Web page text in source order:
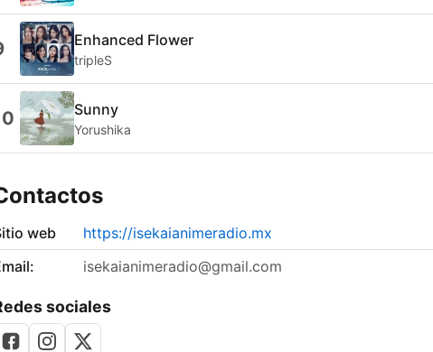
Enhanced Flower
tripleS
Sunny
Yorushika
web
https://isekaianimeradio.mx
isekaianimeradio@gmail.com
sociales